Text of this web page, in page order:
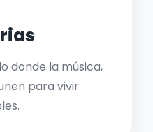
donde la música,
para vivir